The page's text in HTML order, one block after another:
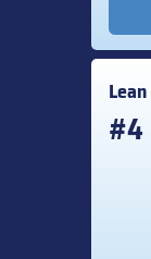
Lean
#4